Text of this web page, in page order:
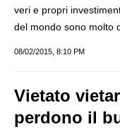
veri e propri
del mondo sono molto
08/02/2015, 8:10 PM
Vietato
perdono il